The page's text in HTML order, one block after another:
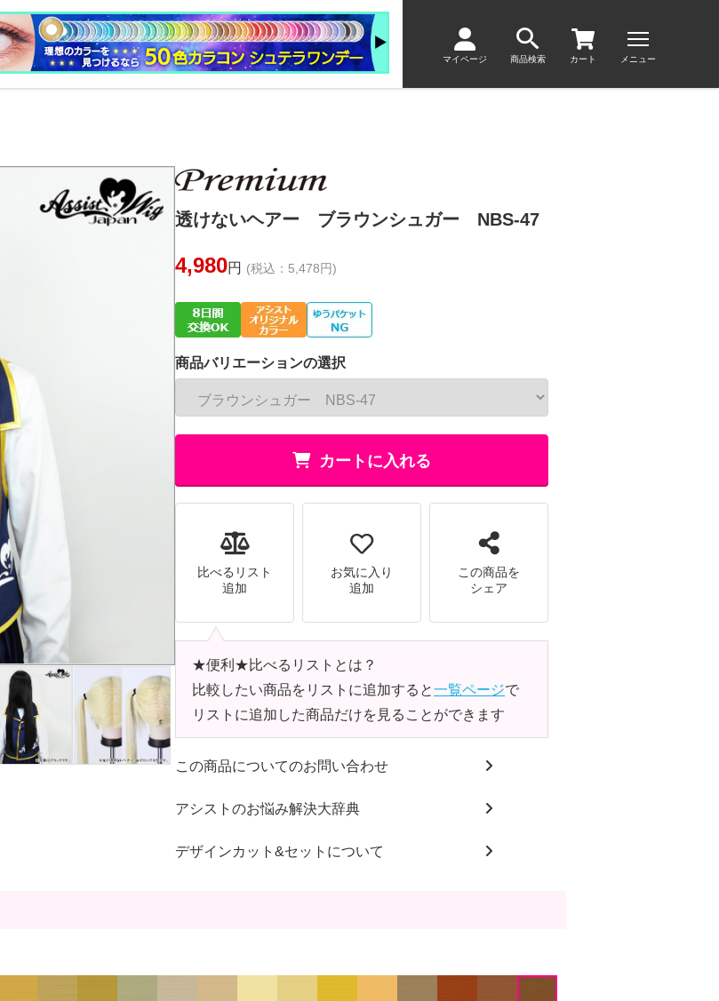
マイページ 商品検索 カート メニュー
透けないヘアー ブラウンシュガー NBS-47
4,980円 (税込：5,478円)
商品バリエーションの選択
カートに入れる
比べるリスト
追加
お気に入り
追加
この商品を
シェア
★便利★比べるリストとは？
比較したい商品をリストに追加すると一覧ページで
リストに追加した商品だけを見ることができます
この商品についてのお問い合わせ
アシストのお悩み解決大辞典
デザインカット&セットについて